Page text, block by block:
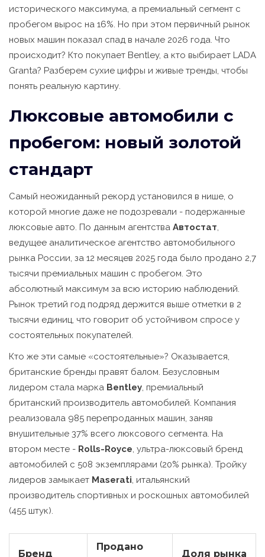
исторического максимума, а премиальный сегмент с
пробегом вырос на 16%. Но при этом первичный рынок
новых машин показал спад в начале 2026 года. Что
происходит? Кто покупает Bentley, а кто выбирает LADA
Granta? Разберем сухие цифры и живые тренды, чтобы
понять реальную картину.
Люксовые автомобили с
пробегом: новый золотой
стандарт
Самый неожиданный рекорд установился в нише, о
которой многие даже не подозревали - подержанные
люксовые авто. По данным агентства Автостат,
ведущее аналитическое агентство автомобильного
рынка России, за 12 месяцев 2025 года было продано 2,7
тысячи премиальных машин с пробегом. Это
абсолютный максимум за всю историю наблюдений.
Рынок третий год подряд держится выше отметки в 2
тысячи единиц, что говорит об устойчивом спросе у
состоятельных покупателей.
Кто же эти самые «состоятельные»? Оказывается,
британские бренды правят балом. Безусловным
лидером стала марка Bentley, премиальный
британский производитель автомобилей. Компания
реализовала 985 перепроданных машин, заняв
внушительные 37% всего люксового сегмента. На
втором месте - Rolls-Royce, ультра-люксовый бренд
автомобилей с 508 экземплярами (20% рынка). Тройку
лидеров замыкает Maserati, итальянский
производитель спортивных и роскошных автомобилей
(455 штук).
Бренд
Продано
Доля рынка